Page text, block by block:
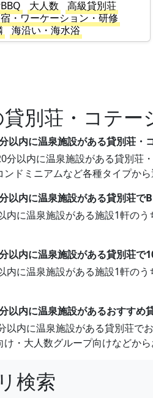
大人数
高級貸別荘
・ワーケーション・研修
海沿い・海水浴
別荘・コテ
以内に温泉施設がある貸別荘・
分以内に温泉施設がある貸別荘
ドミニアムなど各種タイプから
以内に温泉施設がある貸別荘で
内に温泉施設がある施設1軒の
以内に温泉施設がある貸別荘で
内に温泉施設がある施設1軒の
以内に温泉施設があるおすすめ
以内に温泉施設がある貸別荘で
・大人数グループ向けなどから
検索